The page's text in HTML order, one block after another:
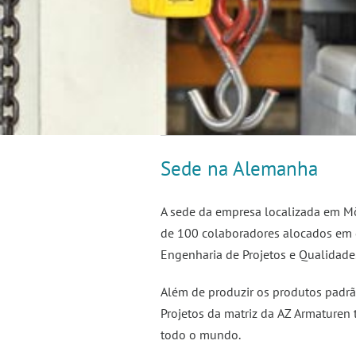
Sede na Alemanha
A sede da empresa localizada em
de 100 colaboradores alocados em
Engenharia de Projetos e
Além de produzir os produtos
Projetos da matriz da AZ
todo o mundo.